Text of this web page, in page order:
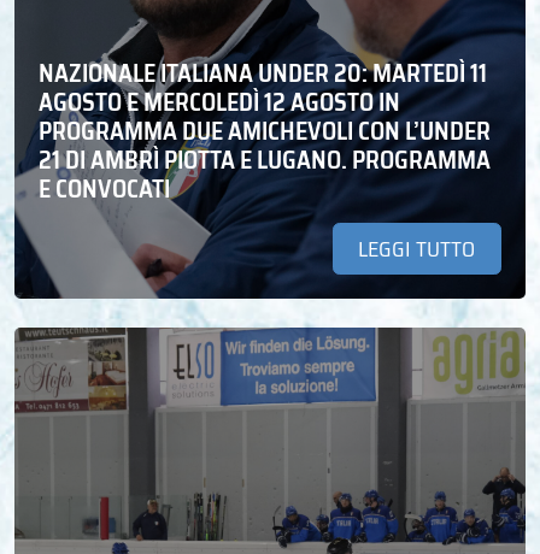
NAZIONALE ITALIANA UNDER 20: MARTEDÌ 11
AGOSTO E MERCOLEDÌ 12 AGOSTO IN
PROGRAMMA DUE AMICHEVOLI CON L’UNDER
21 DI AMBRÌ PIOTTA E LUGANO. PROGRAMMA
E CONVOCATI
LEGGI TUTTO